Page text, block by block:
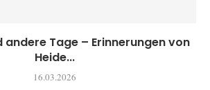
andere Tage – Erinnerungen von
Heide...
16.03.2026